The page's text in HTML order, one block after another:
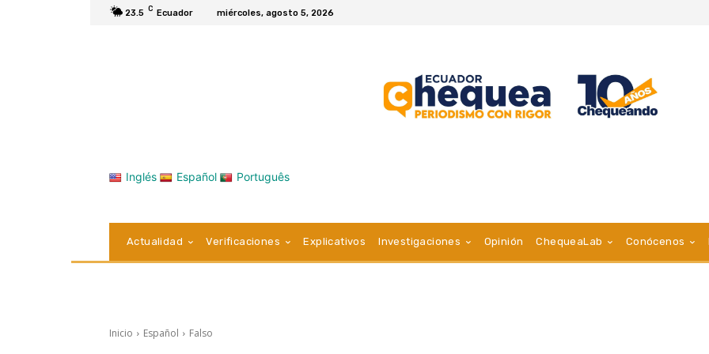
23.5 C Ecuador miércoles, agosto 5, 2026
Inglés Español Português
Actualidad Verificaciones Explicativos Investigaciones Opinión ChequeaLab Conócenos
Inicio Español Falso